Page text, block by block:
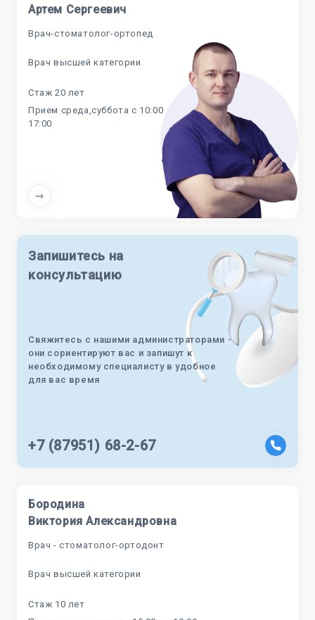
Артем Сергеевич
Врач-стоматолог-ортопед
Врач высшей категории
Стаж 20 лет
Прием среда,суббота с 10:00 до
17:00
Запишитесь на
консультацию
Свяжитесь с нашими администраторами -
они сориентируют вас и запишут к
необходимому специалисту в удобное
для вас время
+7 (87951) 68-2-67
Бородина
Виктория Александровна
Врач - стоматолог-ортодонт
Врач высшей категории
Стаж 10 лет